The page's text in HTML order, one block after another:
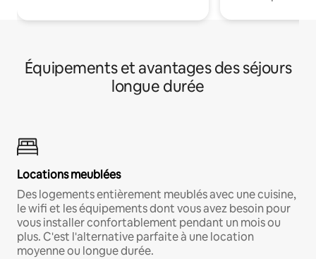
Équipements et avantages des séjours
longue durée
Locations meublées
Des logements entièrement meublés avec une cuisine,
le wifi et les équipements dont vous avez besoin pour
vous installer confortablement pendant un mois ou
plus. C'est l'alternative parfaite à une location
moyenne ou longue durée.